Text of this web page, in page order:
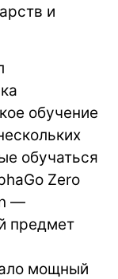
и
обучение
обучаться
Zero
—
предмет
мощный